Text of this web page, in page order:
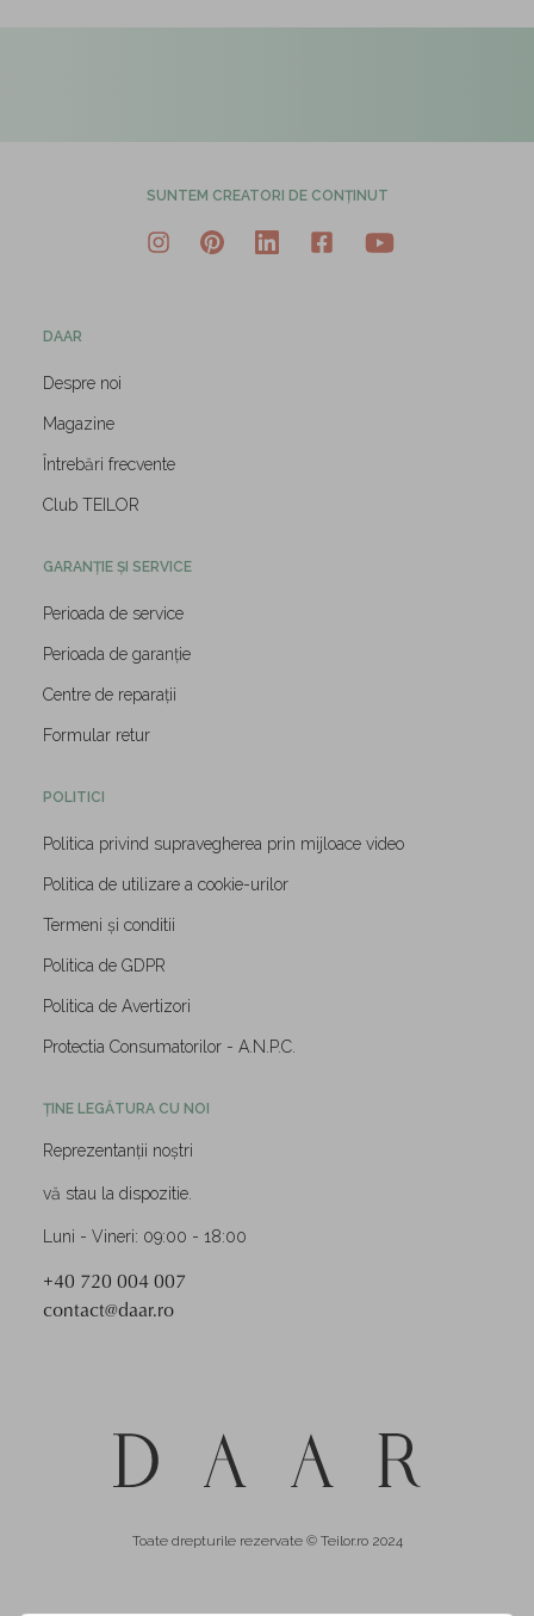
SUNTEM CREATORI DE CONȚINUT
DAAR
Despre noi
Magazine
Întrebări frecvente
Club TEILOR
GARANȚIE ȘI SERVICE
Perioada de service
Perioada de garanție
Centre de reparații
Formular retur
POLITICI
Politica privind supravegherea prin mijloace video
Politica de utilizare a cookie-urilor
Termeni și conditii
Politica de GDPR
Politica de Avertizori
Protectia Consumatorilor - A.N.P.C.
ȚINE LEGĂTURA CU NOI
Reprezentanții noștri
vă stau la dispozitie.
Luni - Vineri: 09:00 - 18:00
+40 720 004 007
contact@daar.ro
Toate drepturile rezervate © Teilor.ro 2024